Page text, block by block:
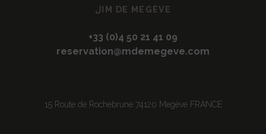
الM DE MEGÈVE
+33 (0)4 50 21 41 09
reservation@mdemegeve.com
15 Route de Rochebrune 74120 Megève FRANCE